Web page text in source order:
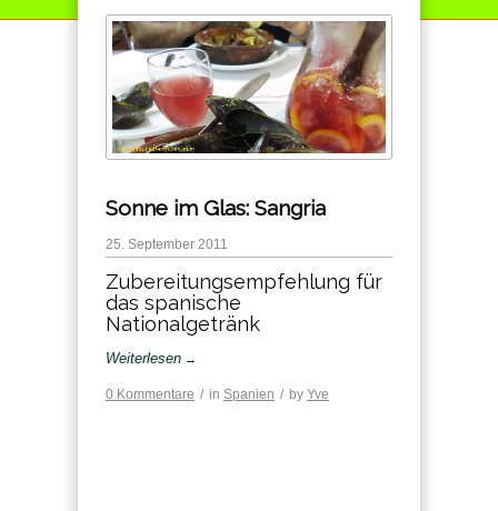
Sonne im Glas: Sangria
25. September 2011
Zubereitungsempfehlung für
das spanische
Nationalgetränk
Weiterlesen →
0 Kommentare / in Spanien / by Yve